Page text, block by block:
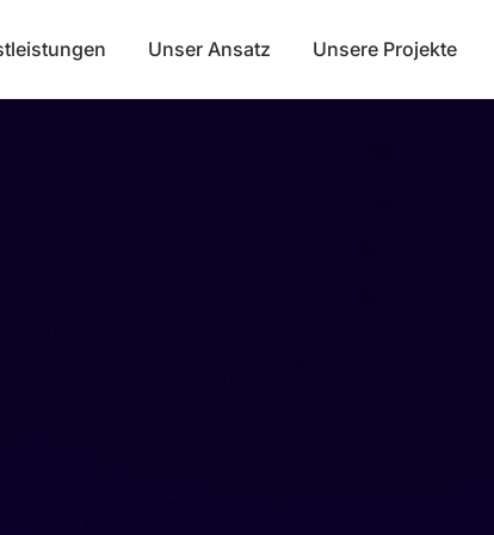
Unser Ansatz Unsere Projekte